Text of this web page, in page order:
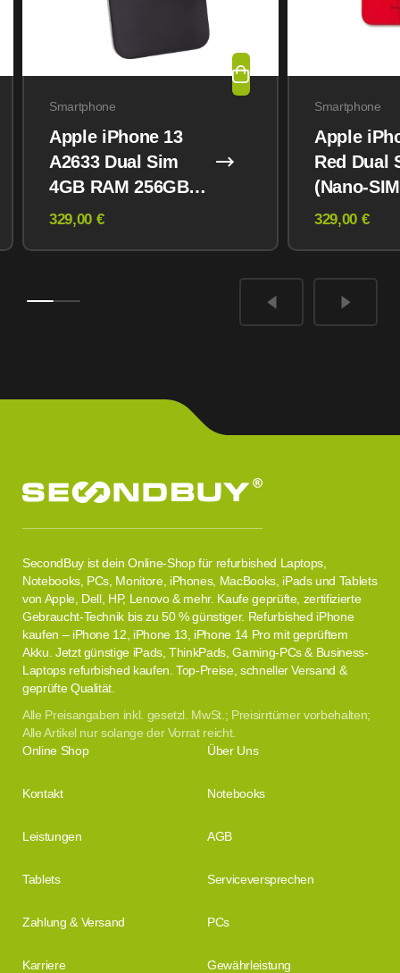
Smartphone
Apple iPhone 13
A2633 Dual Sim
4GB RAM 256GB
Midnight
329,00 €
Smartphone
Apple
Red Dual
(Nano-
eSIM)
329,00 €
SecondBuy ist dein Online-Shop für refurbished Laptops,
Notebooks, PCs, Monitore, iPhones, MacBooks, iPads und Tablets
von Apple, Dell, HP, Lenovo & mehr. Kaufe geprüfte, zertifizierte
Gebraucht-Technik bis zu 50 % günstiger. Refurbished iPhone
kaufen – iPhone 12, iPhone 13, iPhone 14 Pro mit geprüftem
Akku. Jetzt günstige iPads, ThinkPads, Gaming-PCs & Business-
Laptops refurbished kaufen. Top-Preise, schneller Versand &
geprüfte Qualität.
Alle Preisangaben inkl. gesetzl. MwSt.; Preisirrtümer vorbehalten;
Alle Artikel nur solange der Vorrat reicht.
Online Shop Über Uns
Kontakt Notebooks
Leistungen AGB
Tablets Serviceversprechen
Zahlung & Versand PCs
Karriere Gewährleistung